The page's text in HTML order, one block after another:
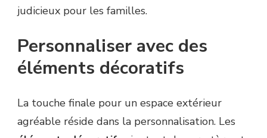
judicieux pour les familles.
Personnaliser avec des
éléments décoratifs
La touche finale pour un espace extérieur
agréable réside dans la personnalisation. Les